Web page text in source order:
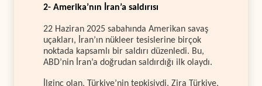
2- Amerika’nın İran’a saldırısı
22 Haziran 2025 sabahında Amerikan savaş
uçakları, İran’ın nükleer tesislerine birçok
noktada kapsamlı bir saldırı düzenledi. Bu,
ABD’nin İran’a doğrudan saldırdığı ilk olaydı.
İlginç olan, Türkiye’nin tepkisiydi. Zira Türkiye,